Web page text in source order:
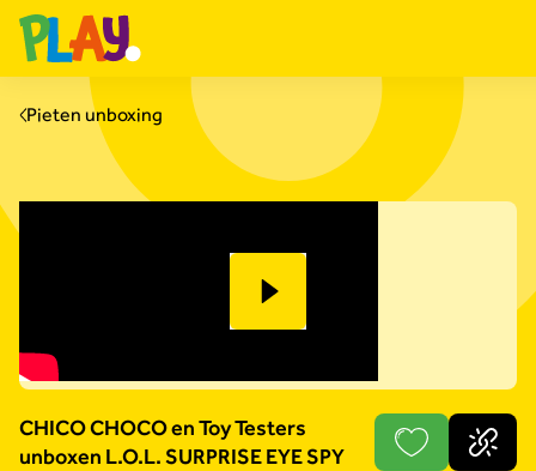
Pieten unboxing
CHICO CHOCO en Toy Testers
unboxen L.O.L. SURPRISE EYE SPY